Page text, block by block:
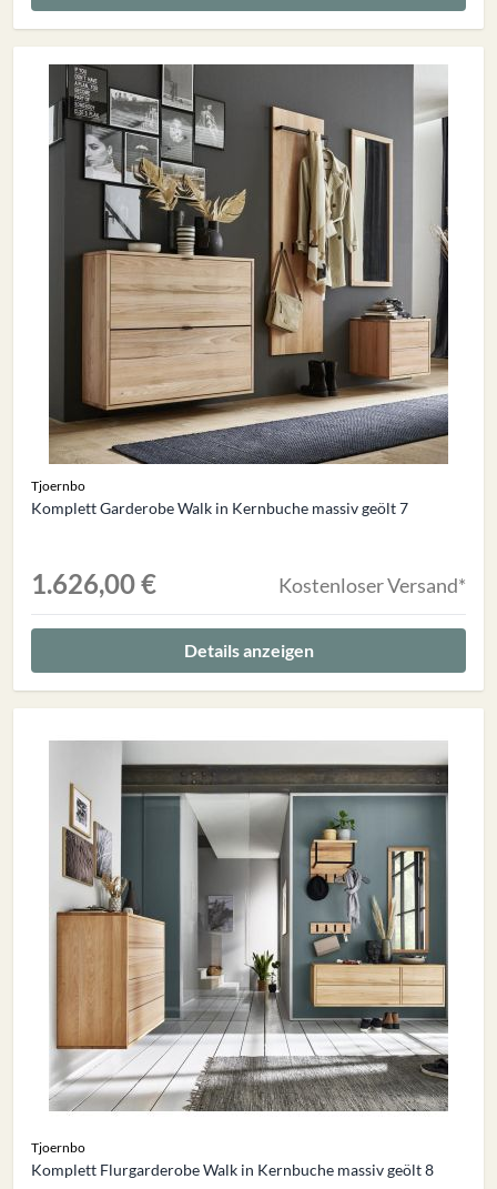
Tjoernbo
Komplett Garderobe Walk in Kernbuche massiv geölt 7
1.626,00 € Kostenloser Versand*
Details anzeigen
Tjoernbo
Komplett Flurgarderobe Walk in Kernbuche massiv geölt 8